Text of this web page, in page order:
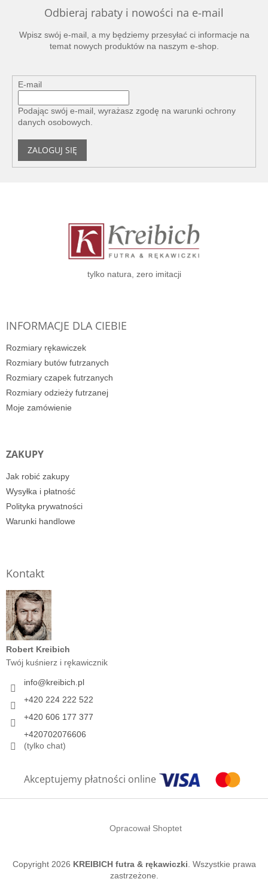
Odbieraj rabaty i nowości na e-mail
Wpisz swój e-mail, a my będziemy przesyłać ci informacje na
temat nowych produktów na naszym e-shop.
E-mail
Podając swój e-mail, wyrażasz zgodę na warunki ochrony
danych osobowych
ZALOGUJ SIĘ
tylko natura, zero imitacji
INFORMACJE DLA CIEBIE
Rozmiary rękawiczek
Rozmiary butów futrzanych
Rozmiary czapek futrzanych
Rozmiary odzieży futrzanej
Moje zamówienie
ZAKUPY
Jak robić zakupy
Wysyłka i płatność
Polityka prywatności
Warunki handlowe
Kontakt
Robert Kreibich
Twój kuśnierz i rękawicznik
info@kreibich.pl
+420 224 222 522
+420 606 177 377
+420702076606
(tylko chat)
Akceptujemy płatności online
Opracował Shoptet
Copyright 2026 KREIBICH futra & rękawiczki . Wszystkie prawa
zastrzeżone.